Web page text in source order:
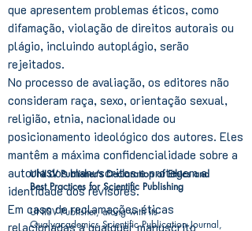
que apresentem problemas éticos, como
difamação, violação de direitos autorais ou
plágio, incluindo autoplágio, serão
rejeitados.
No processo de avaliação, os editores não
consideram raça, sexo, orientação sexual,
religião, etnia, nacionalidade ou
posicionamento ideológico dos autores. Eles
mantêm a máxima confidencialidade sobre a
autoria dos manuscritos e protegem a
identidade dos revisores.
Em caso de reclamações éticas
relacionadas a qualquer manuscrito
UNISV Publisher's Declaration of Ethics and
Best Practices for Scientific Publishing
UNISV Publisher, along with its
Qualyacademics Scientific Publication Journal,